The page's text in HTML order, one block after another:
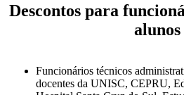
Descontos para
alunos
Funcionários técnicos
docentes da UNISC, CEPRU,